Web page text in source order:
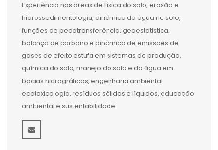
Experiência nas áreas de física do solo, erosão e
hidrossedimentologia, dinâmica da água no solo,
funções de pedotransferência, geoestatistica,
balanço de carbono e dinâmica de emissões de
gases de efeito estufa em sistemas de produção,
química do solo, manejo do solo e da água em
bacias hidrográficas, engenharia ambiental:
ecotoxicologia, resíduos sólidos e líquidos, educação
ambiental e sustentabilidade.